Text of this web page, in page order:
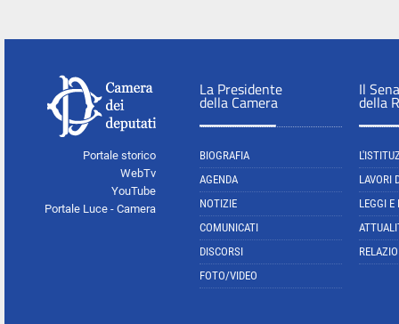
Portale storico
WebTv
YouTube
Portale Luce - Camera
La Presidente
della Camera
BIOGRAFIA
AGENDA
NOTIZIE
COMUNICATI
DISCORSI
FOTO/VIDEO
Il
della
LAVORI
LEGGI E